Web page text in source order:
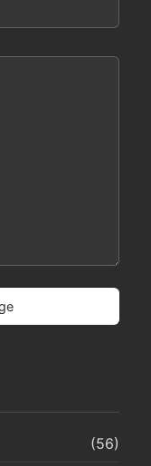
(56)